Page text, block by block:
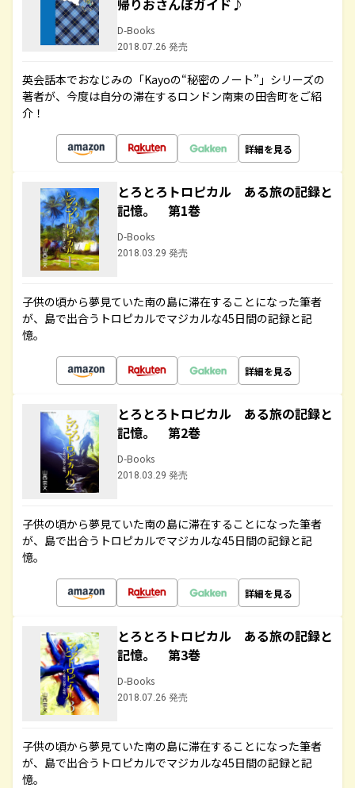
帰りおさんぽガイド♪
D-Books
2018.07.26 発売
英会話本でおなじみの「Kayoの“秘密のノート”」シリーズの
著者が、今度は自分の滞在するロンドン南東の田舎町をご紹
介！
詳細を見る
とろとろトロピカル ある旅の記録と
記憶。 第1巻
D-Books
2018.03.29 発売
子供の頃から夢見ていた南の島に滞在することになった筆者
が、島で出合うトロピカルでマジカルな45日間の記録と記
憶。
詳細を見る
とろとろトロピカル ある旅の記録と
記憶。 第2巻
D-Books
2018.03.29 発売
子供の頃から夢見ていた南の島に滞在することになった筆者
が、島で出合うトロピカルでマジカルな45日間の記録と記
憶。
詳細を見る
とろとろトロピカル ある旅の記録と
記憶。 第3巻
D-Books
2018.07.26 発売
子供の頃から夢見ていた南の島に滞在することになった筆者
が、島で出合うトロピカルでマジカルな45日間の記録と記
憶。